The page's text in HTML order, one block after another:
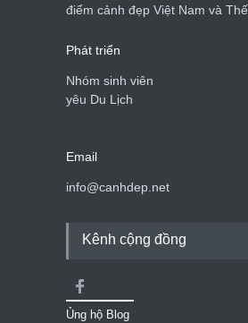
điểm cảnh đẹp Việt Nam và
Phát triển
Nhóm sinh viên
yêu Du Lịch
Email
info@canhdep.net
Kênh cộng đồng
Ủng hộ Blog